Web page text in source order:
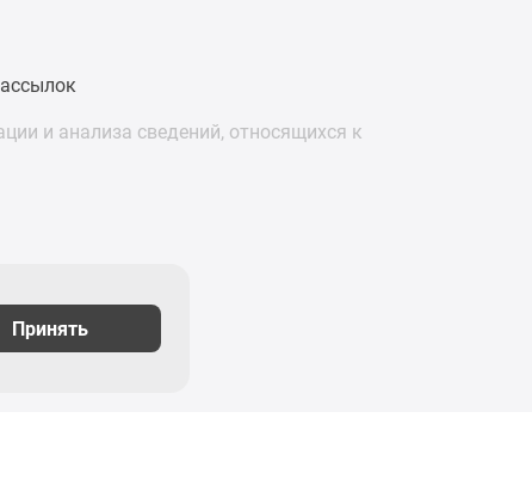
и анализа сведений, относящихся к
Принять